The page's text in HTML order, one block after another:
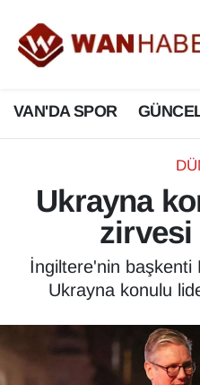
VAN'DA SPOR
Ukrayna
zirvesi
İngiltere'nin başkenti
Ukrayna konulu
3.SAYFA
ASAYİŞ
BİLİM VE
Biyografi
ÇEVRE
Deprem
Van Nöbetçi Eczaneler
Van Hava Durumu
Van Namaz Vakitleri
Van Trafik Yoğunluk
Süper Lig Puan
Tüm Manşetler
Son Dakika Haberleri